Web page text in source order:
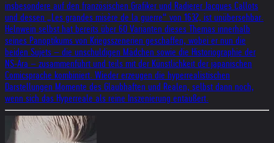
insbesondere auf den französischen Grafiker und Radierer Jacques Callots
und dessen „Les grandes misère de la guerre“ von 1632, ist unübersehbar.
Helnwein selbst hat bereits über 60 Varianten dieses Themas innerhalb
seines Panoptikums von Kriegsszenerien geschaffen, wobei er nun die
beiden Sujets – die unschuldigen Mädchen sowie die Historiographie der
NS-Ära – zusammenführt und teils mit der Künstlichkeit der japanischen
Comicsprache kombiniert. Wieder erzeugen die hyperrealistischen
Darstellungen Momente des Glaubhaften und Realen, selbst dann noch,
wenn sich das Hyperreale als reine Inszenierung entäußert.